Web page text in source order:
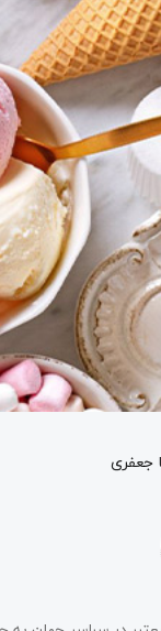
جعفری